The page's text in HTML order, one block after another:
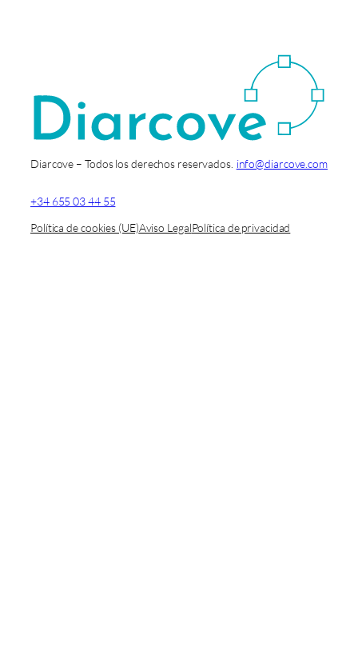
Diarcove – Todos los derechos reservados. info@diarcove.com
+34 655 03 44 55
Política de cookies (UE)Aviso LegalPolítica de privacidad